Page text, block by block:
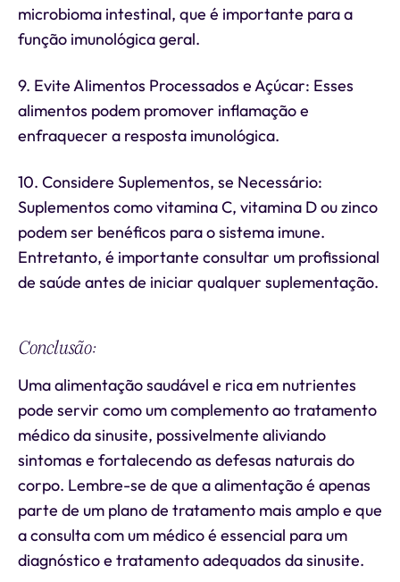
microbioma intestinal, que é importante para a
função imunológica geral.
9. Evite Alimentos Processados e Açúcar: Esses
alimentos podem promover inflamação e
enfraquecer a resposta imunológica.
10. Considere Suplementos, se Necessário:
Suplementos como vitamina C, vitamina D ou zinco
podem ser benéficos para o sistema imune.
Entretanto, é importante consultar um profissional
de saúde antes de iniciar qualquer suplementação.
Conclusão:
Uma alimentação saudável e rica em nutrientes
pode servir como um complemento ao tratamento
médico da sinusite, possivelmente aliviando
sintomas e fortalecendo as defesas naturais do
corpo. Lembre-se de que a alimentação é apenas
parte de um plano de tratamento mais amplo e que
a consulta com um médico é essencial para um
diagnóstico e tratamento adequados da sinusite.